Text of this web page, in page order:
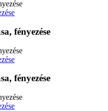
fényezése
fényezése